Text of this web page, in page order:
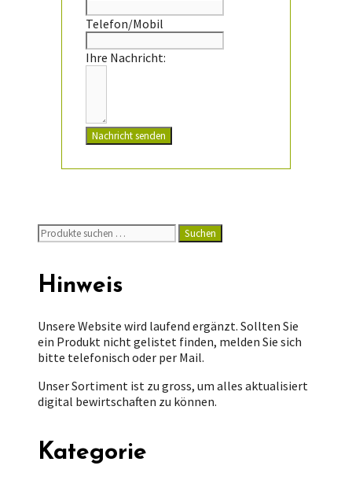
Telefon/Mobil
Ihre Nachricht:
Nachricht senden
Suchen
nach:
Suchen
Hinweis
Unsere Website wird laufend ergänzt. Sollten Sie
ein Produkt nicht gelistet finden, melden Sie sich
bitte telefonisch oder per Mail.
Unser Sortiment ist zu gross, um alles aktualisiert
digital bewirtschaften zu können.
Kategorie